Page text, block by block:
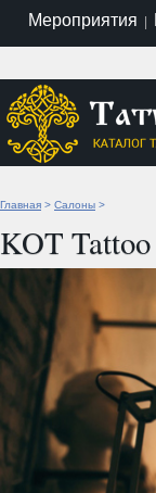
Мероприятия |
Главная > Салоны >
KOT